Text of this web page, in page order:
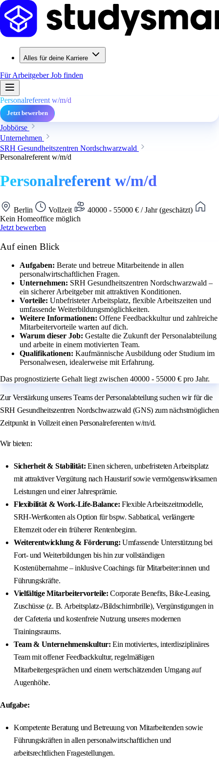
Alles für deine Karriere
Für ArbeitgeberJob finden
Personalreferent w/m/d
Jetzt bewerben
Jobbörse
Unternehmen
SRH Gesundheitszentren Nordschwarzwald
Personalreferent w/m/d
Personalreferent w/m/d
Berlin Vollzeit
40000 - 55000 € / Jahr (geschätzt)
Kein Homeoffice möglich
Jetzt bewerben
Auf einen Blick
Aufgaben: Berate und betreue Mitarbeitende in allen
personalwirtschaftlichen Fragen.
Unternehmen: SRH Gesundheitszentren Nordschwarzwald –
ein sicherer Arbeitgeber mit attraktiven Konditionen.
Vorteile: Unbefristeter Arbeitsplatz, flexible Arbeitszeiten und
umfassende Weiterbildungsmöglichkeiten.
Weitere Informationen: Offene Feedbackkultur und zahlreiche
Mitarbeitervorteile warten auf dich.
Warum dieser Job: Gestalte die Zukunft der Personalabteilung
und arbeite in einem motivierten Team.
Qualifikationen: Kaufmännische Ausbildung oder Studium im
Personalwesen, idealerweise mit Erfahrung.
Das prognostizierte Gehalt liegt zwischen 40000 - 55000 € pro Jahr.
Zur Verstärkung unseres Teams der Personalabteilung suchen wir für die
SRH Gesundheitszentren Nordschwarzwald (GNS) zum nächstmöglichen
Zeitpunkt in Vollzeit einen Personalreferenten w/m/d.
Wir bieten:
Sicherheit & Stabilität: Einen sicheren, unbefristeten Arbeitsplatz
mit attraktiver Vergütung nach Haustarif sowie vermögenswirksamen
Leistungen und einer Jahresprämie.
Flexibilität & Work-Life-Balance: Flexible Arbeitszeitmodelle,
SRH-Wertkonten als Option für bspw. Sabbatical, verlängerte
Elternzeit oder ein früherer Rentenbeginn.
Weiterentwicklung & Förderung: Umfassende Unterstützung bei
Fort- und Weiterbildungen bis hin zur vollständigen
Kostenübernahme – inklusive Coachings für Mitarbeiter:innen und
Führungskräfte.
Vielfältige Mitarbeitervorteile: Corporate Benefits, Bike-Leasing,
Zuschüsse (z. B. Arbeitsplatz-/Bildschirmbrille), Vergünstigungen in
der Cafeteria und kostenfreie Nutzung unseres modernen
Trainingsraums.
Team & Unternehmenskultur: Ein motiviertes, interdisziplinäres
Team mit offener Feedbackkultur, regelmäßigen
Mitarbeitergesprächen und einem wertschätzenden Umgang auf
Augenhöhe.
Aufgabe:
Kompetente Beratung und Betreuung von Mitarbeitenden sowie
Führungskräften in allen personalwirtschaftlichen und
arbeitsrechtlichen Fragestellungen.